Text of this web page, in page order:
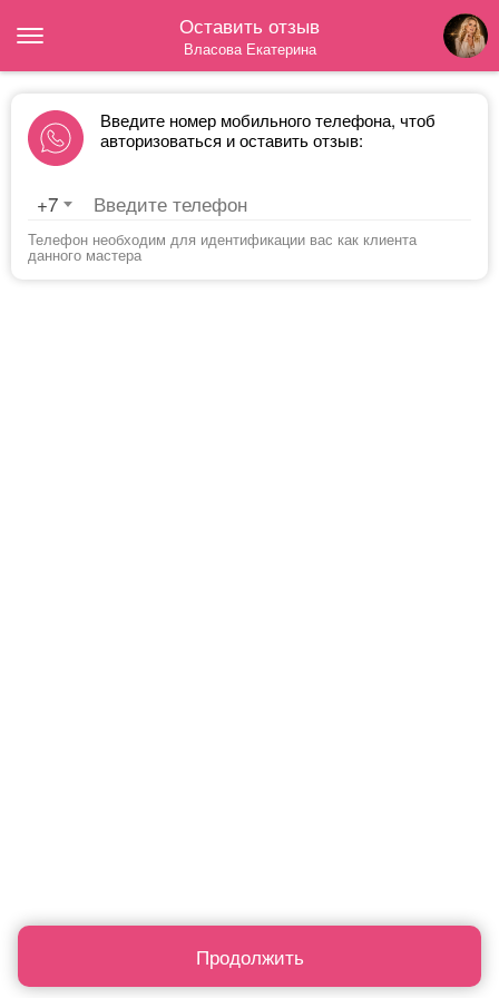
Оставить отзыв
Власова Екатерина
Введите номер мобильного телефона, чтоб
авторизоваться и оставить отзыв:
+7
Телефон необходим для идентификации вас как клиента
данного мастера
Продолжить